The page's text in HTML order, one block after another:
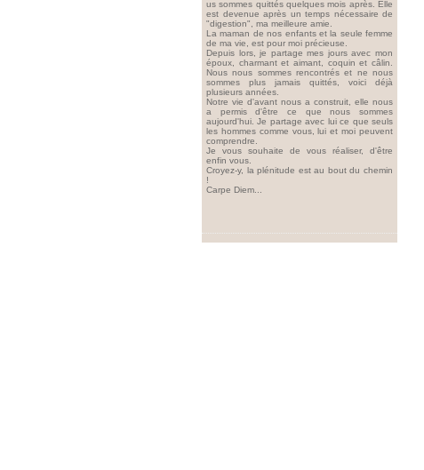
us sommes quittés quelques mois après. Elle
est devenue après un temps nécessaire de
"digestion", ma meilleure amie.
La maman de nos enfants et la seule femme
de ma vie, est pour moi précieuse.
Depuis lors, je partage mes jours avec mon
époux, charmant et aimant, coquin et câlin.
Nous nous sommes rencontrés et ne nous
sommes plus jamais quittés, voici déjà
plusieurs années.
Notre vie d'avant nous a construit, elle nous
a permis d'être ce que nous sommes
aujourd'hui. Je partage avec lui ce que seuls
les hommes comme vous, lui et moi peuvent
comprendre.
Je vous souhaite de vous réaliser, d'être
enfin vous.
Croyez-y, la plénitude est au bout du chemin
!
Carpe Diem...